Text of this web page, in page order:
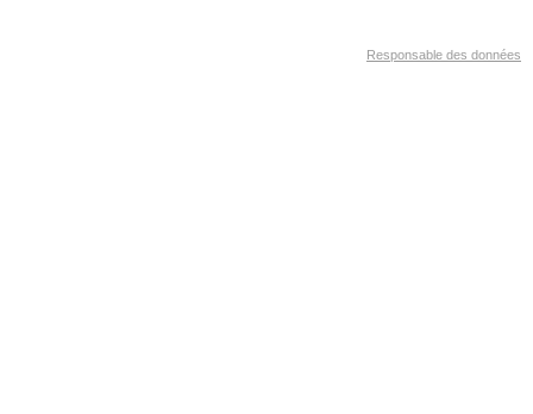
Responsable des données